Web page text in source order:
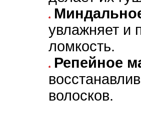
увлажняет и
ломкость.
Репейное
волосков.